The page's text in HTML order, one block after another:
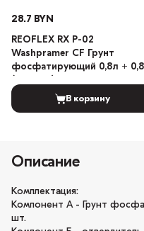
28.7 BYN
REOFLEX RX P-02
Washpramer CF Грунт
фосфатирующий 0,8л +
В корзину
Описание
Комплектация:
Компонент А - Грунт
шт.